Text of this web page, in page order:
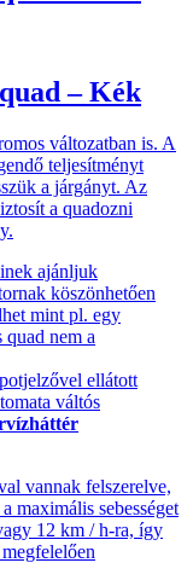
– Kék
változatban is. A
teljesítményt
a járgányt. Az
a quadozni
ajánljuk
köszönhetően
mint pl. egy
quad nem a
ellátott
váltós
vannak felszerelve,
maximális sebességet
12 km / h-ra, így